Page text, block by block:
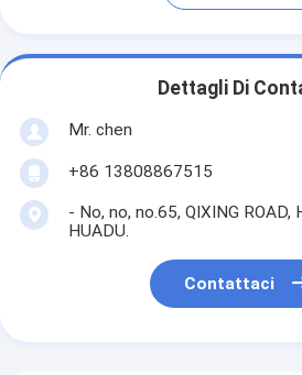
Dettagli Di
Mr. chen
+86 13808867515
- No, no, no.65, QIXING
HUADU.
Contattaci